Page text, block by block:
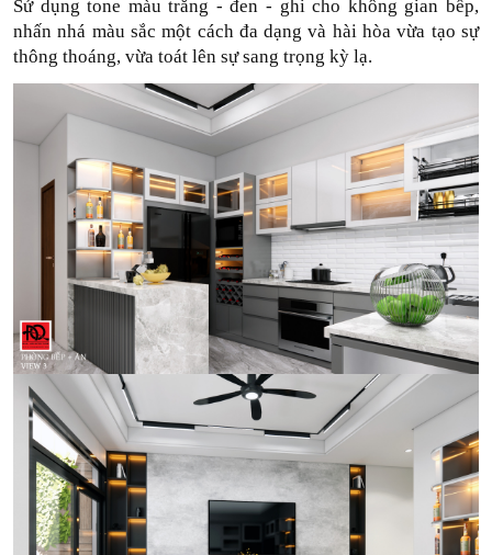
Sử dụng tone màu trắng - đen - ghi cho không gian bếp,
nhấn nhá màu sắc một cách đa dạng và hài hòa vừa tạo sự
thông thoáng, vừa toát lên sự sang trọng kỳ lạ.